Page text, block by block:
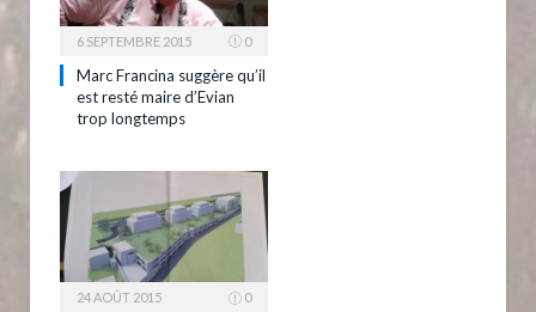
6 SEPTEMBRE 2015 0
Marc Francina suggère qu’il
est resté maire d’Evian
trop longtemps
24 AOÛT 2015 0